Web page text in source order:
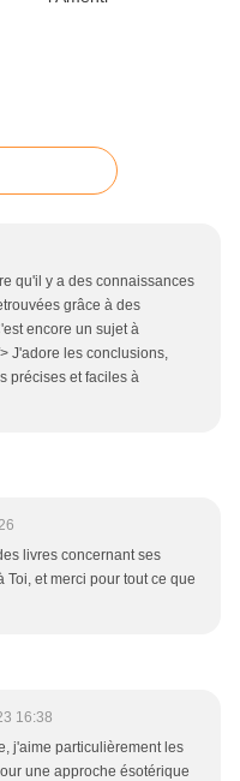
qu'il y a des connaissances
grâce à des
encore un sujet à
J'adore les conclusions,
précises et faciles à
livres concernant ses
et merci pour tout ce que
16:38
j'aime particulièrement les
une approche ésotérique